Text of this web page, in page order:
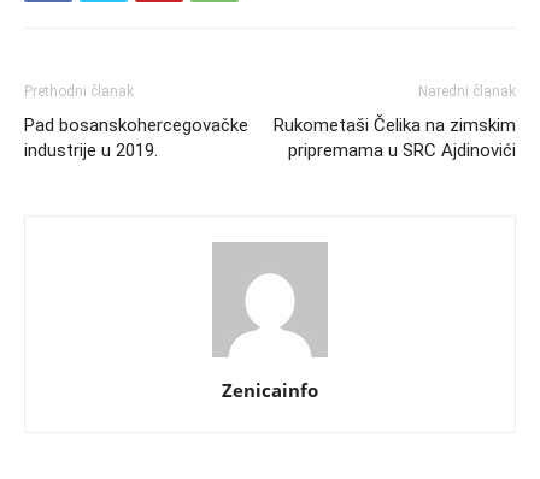
Prethodni članak
Pad bosanskohercegovačke
industrije u 2019.
Naredni članak
Rukometaši Čelika na zimskim
pripremama u SRC Ajdinovići
Zenicainfo